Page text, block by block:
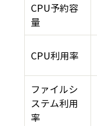
CPU予約容
量
CPU利用率
ファイルシ
ステム利用
率